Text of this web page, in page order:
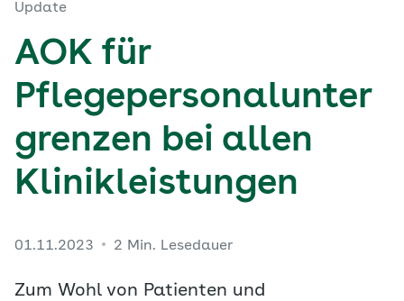
Update
AOK für
Pflegepersonalunter
grenzen bei allen
Klinikleistungen
01.11.2023 2 Min. Lesedauer
Zum Wohl von Patienten und